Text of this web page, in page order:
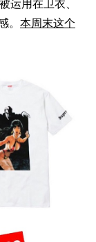
运用在卫衣、
本周末这个